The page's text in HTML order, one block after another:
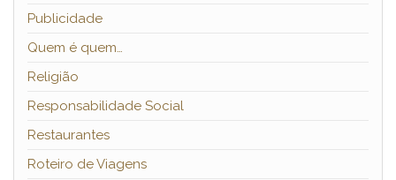
Publicidade
Quem é quem…
Religião
Responsabilidade Social
Restaurantes
Roteiro de Viagens